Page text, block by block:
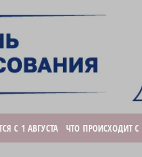
С 1 АВГУСТА ЧТО ПРОИСХОДИТ